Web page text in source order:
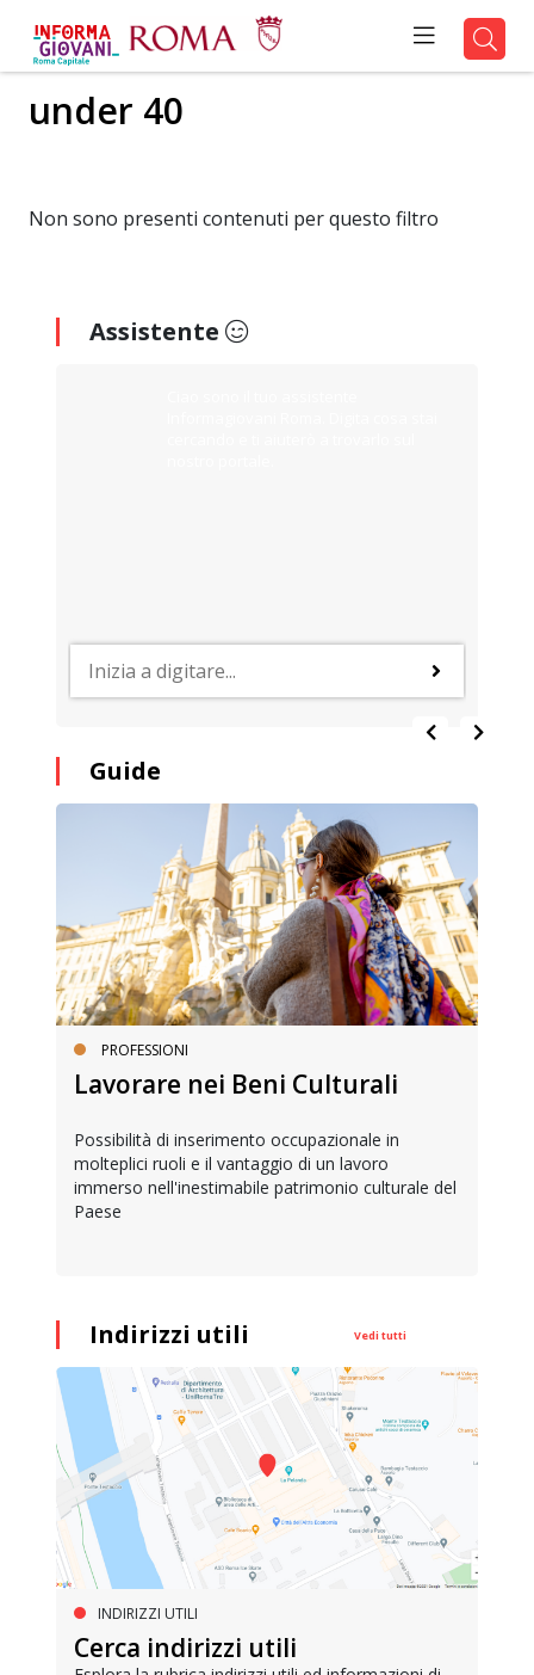
under 40
Non sono presenti contenuti per questo filtro
Assistente
Guide
PROFESSIONI
Lavorare nei Beni Culturali
Possibilità di inserimento occupazionale in
molteplici ruoli e il vantaggio di un lavoro
immerso nell'inestimabile patrimonio culturale del
Paese
Indirizzi utili Vedi tutti
INDIRIZZI UTILI
Cerca indirizzi utili